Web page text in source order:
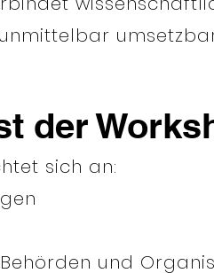
der
sich an:
und